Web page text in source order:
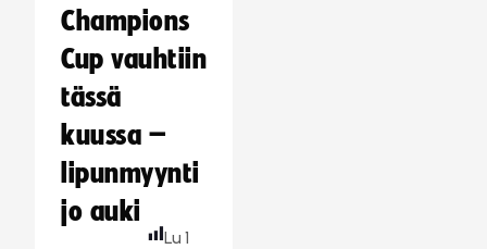
Champions
Cup vauhtiin
tässä
kuussa –
lipunmyynti
jo auki
Lu 1